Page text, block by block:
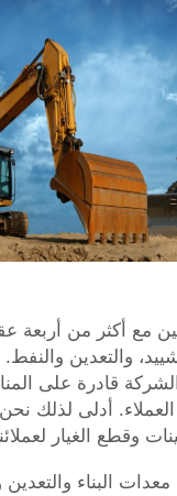
والتعدين
قادرة على
أدلى لذلك
البناء